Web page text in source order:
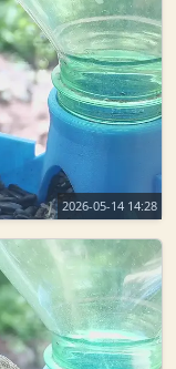
2026-05-14 14:28